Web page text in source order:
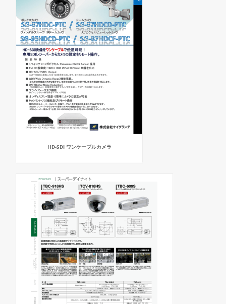
HD-SDI ワンケーブルカメラ